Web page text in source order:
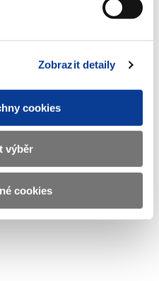
Zobrazit detaily
cookies
výběr
cookies
Praha